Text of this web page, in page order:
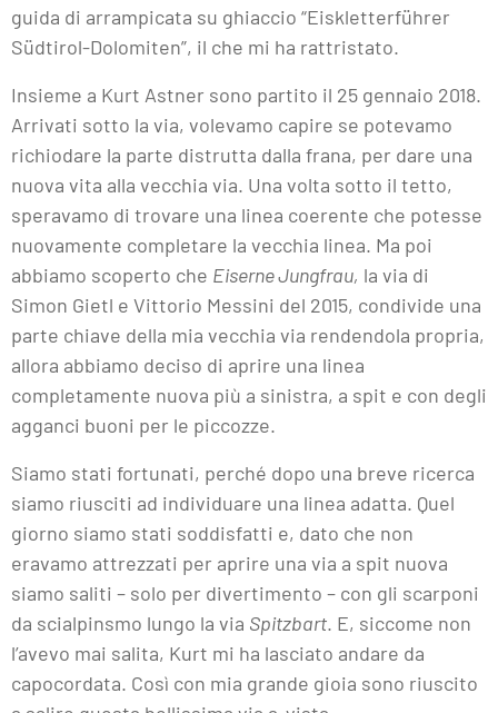
guida di arrampicata su ghiaccio “Eiskletterführer
Südtirol-Dolomiten”, il che mi ha rattristato.
Insieme a Kurt Astner sono partito il 25 gennaio 2018.
Arrivati sotto la via, volevamo capire se potevamo
richiodare la parte distrutta dalla frana, per dare una
nuova vita alla vecchia via. Una volta sotto il tetto,
speravamo di trovare una linea coerente che potesse
nuovamente completare la vecchia linea. Ma poi
abbiamo scoperto che Eiserne Jungfrau, la via di
Simon Gietl e Vittorio Messini del 2015, condivide una
parte chiave della mia vecchia via rendendola propria,
allora abbiamo deciso di aprire una linea
completamente nuova più a sinistra, a spit e con degli
agganci buoni per le piccozze.
Siamo stati fortunati, perché dopo una breve ricerca
siamo riusciti ad individuare una linea adatta. Quel
giorno siamo stati soddisfatti e, dato che non
eravamo attrezzati per aprire una via a spit nuova
siamo saliti – solo per divertimento – con gli scarponi
da scialpinsmo lungo la via Spitzbart. E, siccome non
l’avevo mai salita, Kurt mi ha lasciato andare da
capocordata. Così con mia grande gioia sono riuscito